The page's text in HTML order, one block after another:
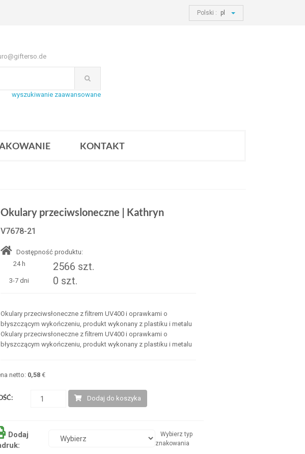
Polski : pl
wyszukiwanie zaawansowane
KONTAKT
Okulary przeciwsloneczne | Kathryn
V7678-21
Dostępność produktu:
24 h
2566 szt.
3-7 dni 0 szt.
Okulary przeciwsłoneczne z filtrem UV400 i oprawkami o
błyszczącym wykończeniu, produkt wykonany z plastiku i metalu
Okulary przeciwsłoneczne z filtrem UV400 i oprawkami o
błyszczącym wykończeniu, produkt wykonany z plastiku i metalu
netto: 0,58 €
Dodaj do koszyka
Dodaj
Wybierz typ
znakowania